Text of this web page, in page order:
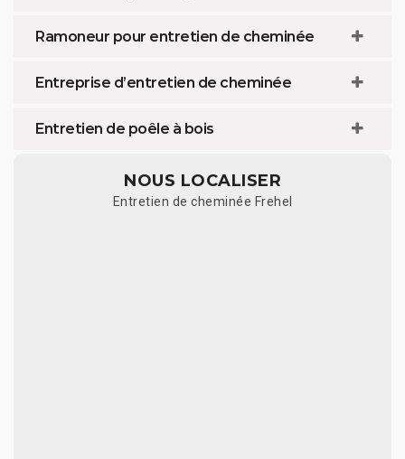
Ramoneur pour entretien de cheminée
Entreprise d’entretien de cheminée
Entretien de poêle à bois
NOUS LOCALISER
Entretien de cheminée Frehel